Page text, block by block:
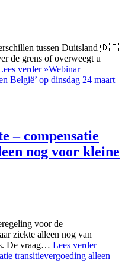
tussen Duitsland 🇩🇪
de grens of overweegt u
verder »Webinar
België’ op dinsdag 24 maart
– compensatie
nog voor kleine
voor de
ziekte alleen nog van
De vraag… Lees verder
transitievergoeding alleen